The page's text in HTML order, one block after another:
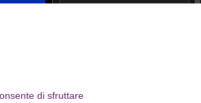
di sfruttare